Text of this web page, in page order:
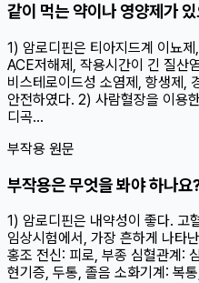
같이 먹는 약이나 영양제가
1) 암로디핀은 티아지드계 이뇨
ACE저해제, 작용시간이 긴 질산
비스테로이드성 소염제, 항생제,
안전하였다. 2) 사람혈장을 이용
디곡...
부작용 원문
부작용은 무엇을 봐야 하나요
1) 암로디핀은 내약성이 좋다. 고
임상시험에서, 가장 흔하게 나타
홍조 전신: 피로, 부종 심혈관계:
현기증, 두통, 졸음 소화기계: 복